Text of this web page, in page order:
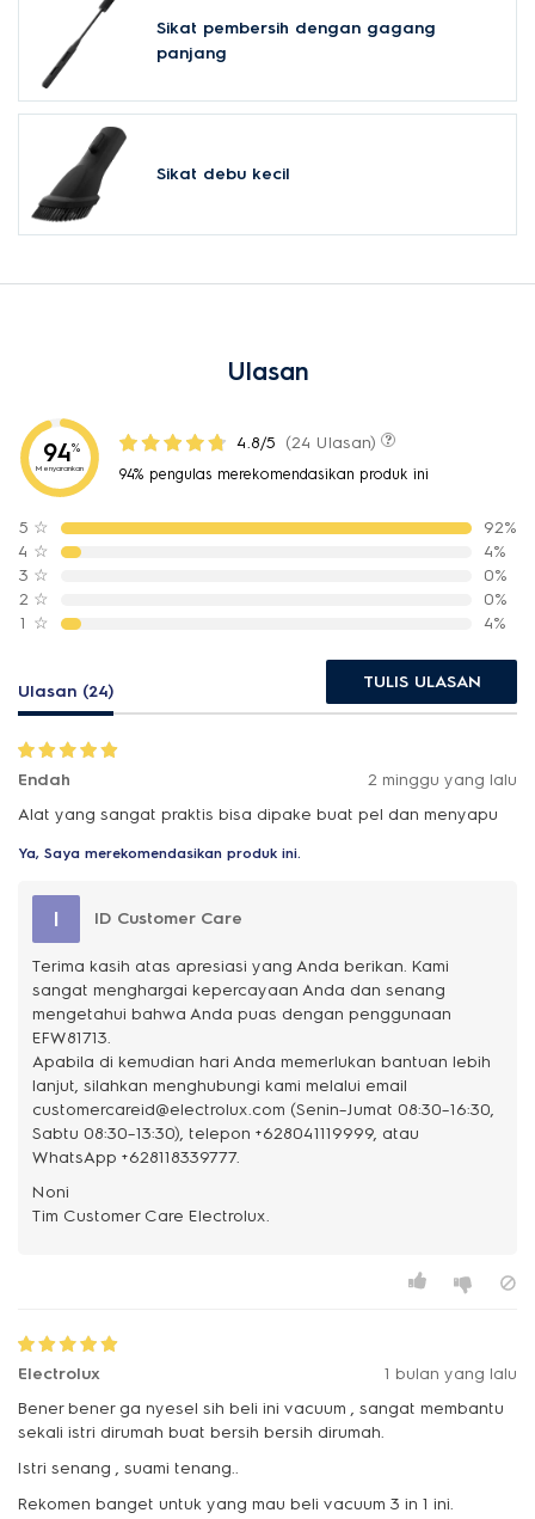
Sikat pembersih dengan gagang
panjang
Sikat debu kecil
Ulasan
94%
Menyarankan
4.8/5 (24 Ulasan)
94% pengulas merekomendasikan produk ini
5 ☆
92%
4 ☆
4%
3 ☆
0%
2 ☆
0%
1 ☆ 4%
Ulasan (24) TULIS ULASAN
Endah
2 minggu yang lalu
Alat yang sangat praktis bisa dipake buat pel dan menyapu
Ya, Saya merekomendasikan produk ini.
I ID Customer Care
Terima kasih atas apresiasi yang Anda berikan. Kami
sangat menghargai kepercayaan Anda dan senang
mengetahui bahwa Anda puas dengan penggunaan
EFW81713.
Apabila di kemudian hari Anda memerlukan bantuan lebih
lanjut, silahkan menghubungi kami melalui email
customercareid@electrolux.com (Senin–Jumat 08:30–16:30,
Sabtu 08:30–13:30), telepon +628041119999, atau
WhatsApp +628118339777.
Noni
Electrolux
1 bulan yang lalu
Bener bener ga nyesel sih beli ini vacuum , sangat membantu
sekali istri dirumah buat bersih bersih dirumah.
Istri senang , suami tenang..
Rekomen banget untuk yang mau beli vacuum 3 in 1 ini.